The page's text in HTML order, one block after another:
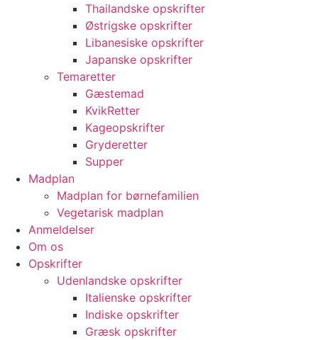
Thailandske opskrifter
Østrigske opskrifter
Libanesiske opskrifter
Japanske opskrifter
Temaretter
Gæstemad
KvikRetter
Kageopskrifter
Gryderetter
Supper
Madplan
Madplan for børnefamilien
Vegetarisk madplan
Anmeldelser
Om os
Opskrifter
Udenlandske opskrifter
Italienske opskrifter
Indiske opskrifter
Græsk opskrifter